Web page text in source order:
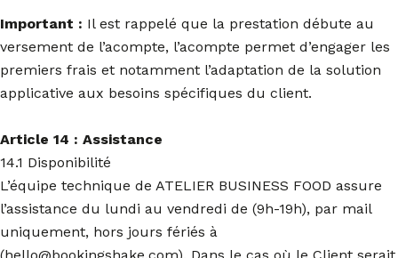
Important : Il est rappelé que la prestation débute au
versement de l’acompte, l’acompte permet d’engager les
premiers frais et notamment l’adaptation de la solution
applicative aux besoins spécifiques du client.
Article 14 : Assistance
14.1 Disponibilité
L’équipe technique de ATELIER BUSINESS FOOD assure
l’assistance du lundi au vendredi de (9h-19h), par mail
uniquement, hors jours fériés à